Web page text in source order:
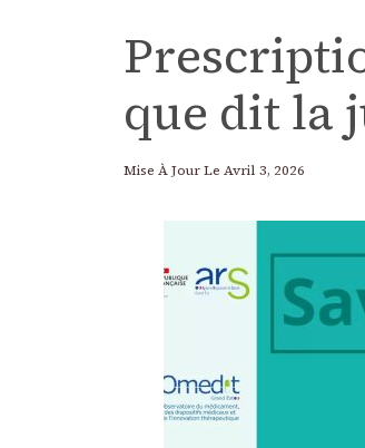
que dit la
Mise À Jour Le Avril 3, 2026